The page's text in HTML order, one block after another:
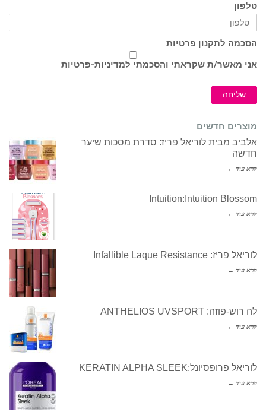
טלפון
הסכמה לתקנון פרטיות
אני מאשר/ת שקראתי והסכמתי למדיניות-פרטיות
שליחה
מוצרים חדשים
אלביב מבית לוריאל פריז: סדרת מסכות שיער
חדשה
קרא עוד ←
Intuition:Intuition Blossom
קרא עוד ←
לוריאל פריז: Infallible Laque Resistance
קרא עוד ←
לה רוש-פוזה: ANTHELIOS UVSPORT
קרא עוד ←
לוריאל פרופסיונל:KERATIN ALPHA SLEEK
קרא עוד ←